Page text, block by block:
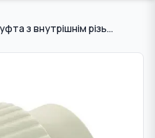
ПП Муфта з внутрішнім різьбленням FADO 32 * 1 "